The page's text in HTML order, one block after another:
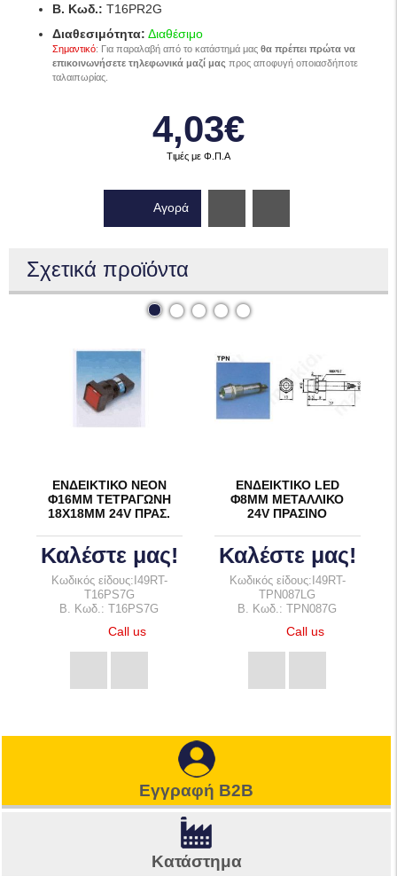
B. Κωδ.: T16PR2G
Διαθεσιμότητα: Διαθέσιμο
Σημαντικό: Για παραλαβή από το κατάστημά μας θα πρέπει πρώτα να
επικοινωνήσετε τηλεφωνικά μαζί μας προς αποφυγή οποιασδήποτε
ταλαιπωρίας.
4,03€
Τιμές με Φ.Π.Α
Αγορά
Σχετικά προϊόντα
ΕΝΔΕΙΚΤΙΚΟ ΝΕΟΝ
Φ16ΜΜ ΤΕΤΡΑΓΩΝΗ
18Χ18ΜΜ 24V ΠΡΑΣ.
Καλέστε μας!
Κωδικός είδους:I49RT-
T16PS7G
B. Κωδ.: T16PS7G
Call us
ΕΝΔΕΙΚΤΙΚΟ LED
Φ8ΜΜ ΜΕΤΑΛΛΙΚΟ
24V ΠΡΑΣΙΝΟ
Καλέστε μας!
Κωδικός είδους:I49RT-
TPN087LG
B. Κωδ.: TPN087G
Call us
Εγγραφή B2B
Κατάστημα